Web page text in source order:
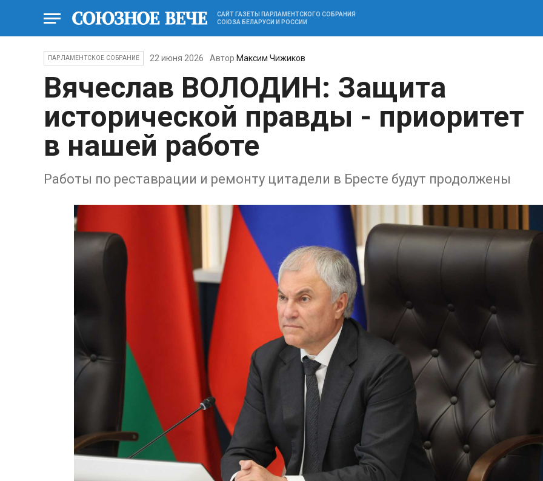
САЙТ ГАЗЕТЫ ПАРЛАМЕНТСКОГО СОБРАНИЯ
СОЮЗА БЕЛАРУСИ И РОССИИ
ПАРЛАМЕНТСКОЕ СОБРАНИЕ 22 июня 2026 Автор Максим Чижиков
Вячеслав ВОЛОДИН: Защита
исторической правды - приоритет
в нашей работе
Работы по реставрации и ремонту цитадели в Бресте будут продолжены